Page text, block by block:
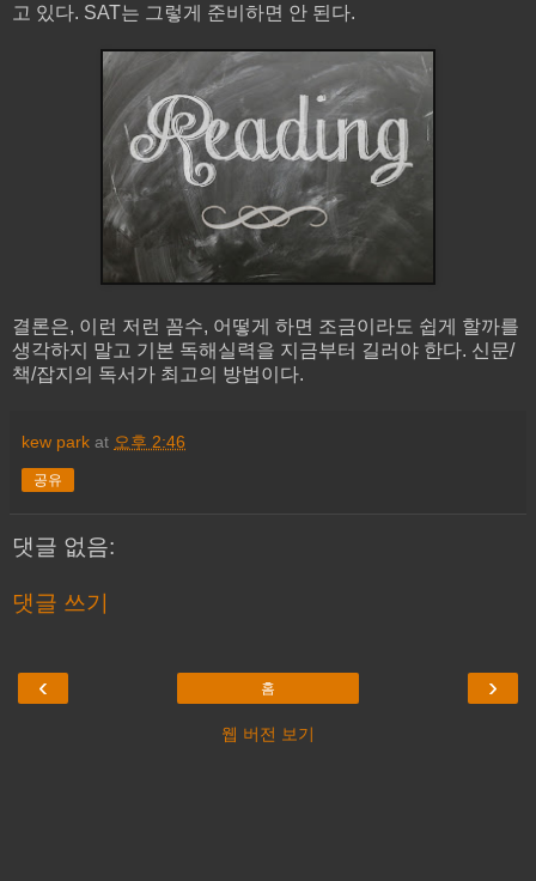
고 있다. SAT는 그렇게 준비하면 안 된다.
결론은, 이런 저런 꼼수, 어떻게 하면 조금이라도 쉽게 할까를
생각하지 말고 기본 독해실력을 지금부터 길러야 한다. 신문/
책/잡지의 독서가 최고의 방법이다.
kew park at 오후 2:46
공유
댓글 없음:
댓글 쓰기
‹ ›
홈
웹 버전 보기